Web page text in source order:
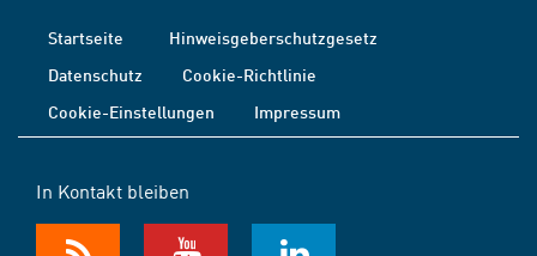
Startseite
Hinweisgeberschutzgesetz
Datenschutz
Cookie-Richtlinie
Cookie-Einstellungen
Impressum
In Kontakt bleiben